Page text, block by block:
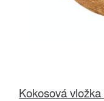
Kokosová